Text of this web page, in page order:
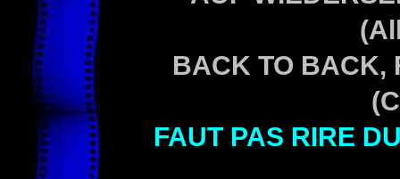
BACK TO BACK,
FAUT PAS RIRE